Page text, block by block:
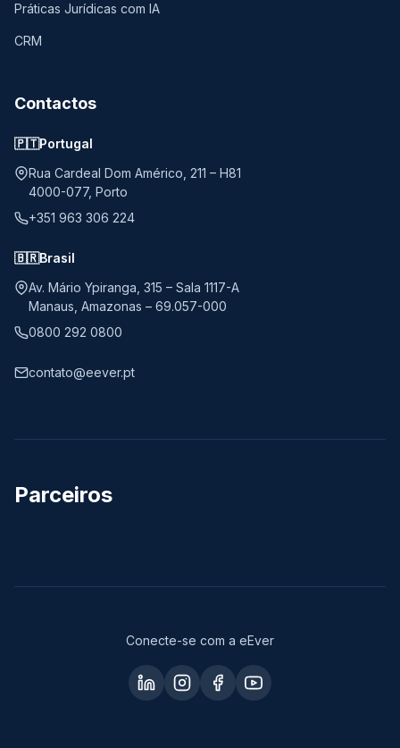
Práticas Jurídicas com IA
CRM
Contactos
🇵🇹Portugal
Rua Cardeal Dom Américo, 211 – H81
4000-077, Porto
+351 963 306 224
🇧🇷Brasil
Av. Mário Ypiranga, 315 – Sala 1117-A
Manaus, Amazonas – 69.057-000
0800 292 0800
contato@eever.pt
Parceiros
Conecte-se com a eEver